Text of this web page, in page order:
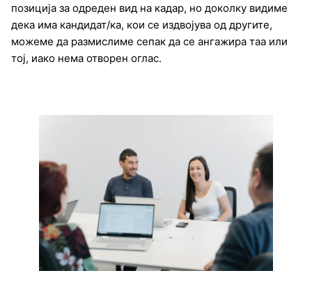
позиција за одреден вид на кадар, но доколку видиме
дека има кандидат/ка, кои се издвојува од другите,
можеме да размислиме сепак да се ангажира таа или
тој, иако нема отворен оглас.